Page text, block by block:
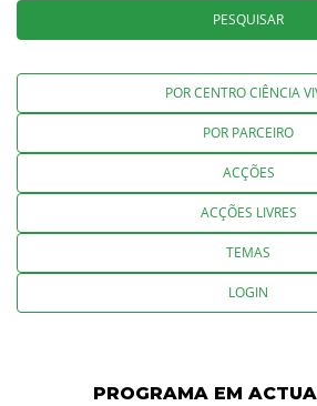
PESQUISAR
POR CENTRO CIÊNCIA
POR PARCEIRO
ACÇÕES
ACÇÕES LIVRES
TEMAS
LOGIN
PROGRAMA EM